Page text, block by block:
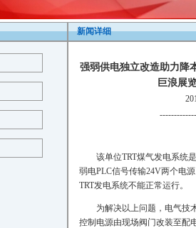
新闻详细
强弱供电独立改造助力降
巨浪展
该单位TRT煤气发电系统
弱电PLC信号传输24V两个电
TRT发电系统不能正常运行。
为解决以上问题，电气技
控制电源由现场阀门改装至配